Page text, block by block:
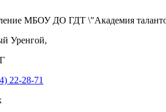
МБОУ ДО ГДТ \"Академия
Уренгой,
22-28-71